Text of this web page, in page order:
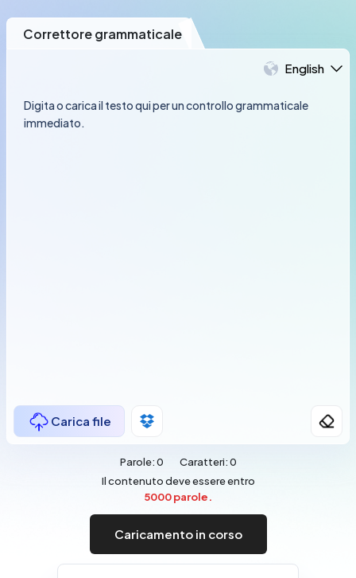
Correttore grammaticale
English
Carica file
Parole:0 Caratteri:0
Il contenuto deve essere entro
5000 parole.
Caricamento in corso